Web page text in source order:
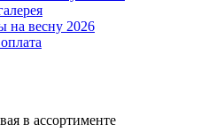
на весну 2026
в ассортименте